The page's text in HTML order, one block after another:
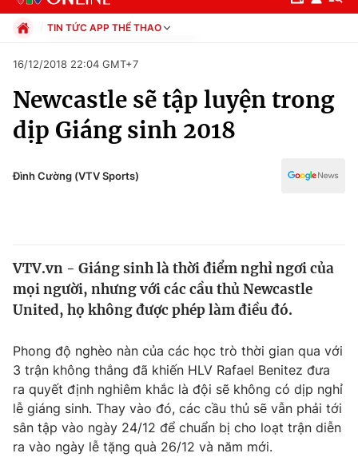
Chuyên mục
Chính trị
Y tế
Tin tức
Thế giới đó đây
Câu chuyện quốc tế
Kinh tế
Tài chính
Thị trường
Dữ liệu và đời sống
TIN TỨC APP THỂ THAO
Xã hội
Pháp luật
Thể thao
Văn hóa - Giải trí
Giáo dục
16/12/2018 22:04 GMT+7
Newcastle sẽ tập luyện trong
dịp Giáng sinh 2018
Đình Cường (VTV Sports)
VTV.vn - Giáng sinh là thời điểm nghỉ ngơi của
mọi người, nhưng với các cầu thủ Newcastle
United, họ không được phép làm điều đó.
Phong độ nghèo nàn của các học trò thời gian qua với
3 trận không thắng đã khiến HLV Rafael Benitez đưa
ra quyết định nghiêm khắc là đội sẽ không có dịp nghỉ
lễ giáng sinh. Thay vào đó, các cầu thủ sẽ vẫn phải tới
sân tập vào ngày 24/12 để chuẩn bị cho loạt trận diễn
ra vào ngày lễ tặng quà 26/12 và năm mới.